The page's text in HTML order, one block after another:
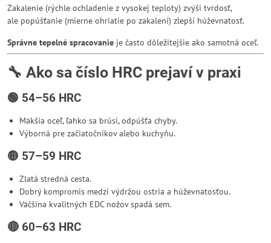
Zakalenie (rýchle ochladenie z vysokej teploty) zvýši tvrdosť,
ale popúšťanie (mierne ohriatie po zakalení) zlepší húževnatosť.
Správne tepelné spracovanie je často dôležitejšie ako samotná oceľ.
🔧 Ako sa číslo HRC prejaví v praxi
🟢 54–56 HRC
Mäkšia oceľ, ľahko sa brúsi, odpúšťa chyby.
Výborná pre začiatočníkov alebo kuchyňu.
🟡 57–59 HRC
Zlatá stredná cesta.
Dobrý kompromis medzi výdržou ostria a húževnatosťou.
Väčšina kvalitných EDC nožov spadá sem.
🔴 60–63 HRC